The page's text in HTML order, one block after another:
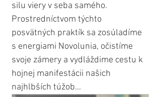
silu viery v seba samého.
Prostredníctvom týchto
posvätných praktík sa zosúladíme
s energiami Novolunia, očistíme
svoje zámery a vydláždime cestu k
hojnej manifestácii našich
najhlbších túžob...